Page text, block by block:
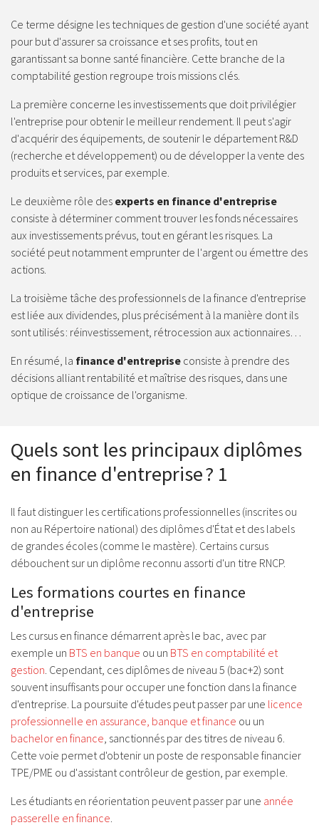
Ce terme désigne les techniques de gestion d'une société ayant
pour but d'assurer sa croissance et ses profits, tout en
garantissant sa bonne santé financière. Cette branche de la
comptabilité gestion regroupe trois missions clés.
La première concerne les investissements que doit privilégier
l'entreprise pour obtenir le meilleur rendement. Il peut s'agir
d'acquérir des équipements, de soutenir le département R&D
(recherche et développement) ou de développer la vente des
produits et services, par exemple.
Le deuxième rôle des experts en finance d'entreprise
consiste à déterminer comment trouver les fonds nécessaires
aux investissements prévus, tout en gérant les risques. La
société peut notamment emprunter de l'argent ou émettre des
actions.
La troisième tâche des professionnels de la finance d'entreprise
est liée aux dividendes, plus précisément à la manière dont ils
sont utilisés : réinvestissement, rétrocession aux actionnaires…
En résumé, la finance d'entreprise consiste à prendre des
décisions alliant rentabilité et maîtrise des risques, dans une
optique de croissance de l'organisme.
Quels sont les principaux diplômes
en finance d'entreprise ? 1
Il faut distinguer les certifications professionnelles (inscrites ou
non au Répertoire national) des diplômes d'État et des labels
de grandes écoles (comme le mastère). Certains cursus
débouchent sur un diplôme reconnu assorti d'un titre RNCP.
Les formations courtes en finance
d'entreprise
Les cursus en finance démarrent après le bac, avec par
exemple un BTS en banque ou un BTS en comptabilité et
gestion. Cependant, ces diplômes de niveau 5 (bac+2) sont
souvent insuffisants pour occuper une fonction dans la finance
d'entreprise. La poursuite d'études peut passer par une licence
professionnelle en assurance, banque et finance ou un
bachelor en finance, sanctionnés par des titres de niveau 6.
Cette voie permet d'obtenir un poste de responsable financier
TPE/PME ou d'assistant contrôleur de gestion, par exemple.
Les étudiants en réorientation peuvent passer par une année
passerelle en finance.